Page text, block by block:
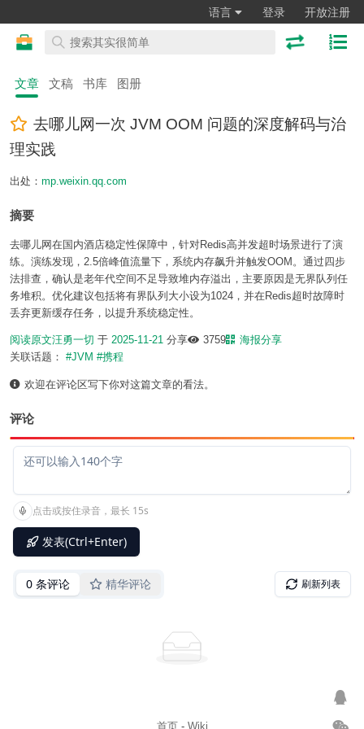
语言 登录 开放注册
文章 文稿 书库 图册
去哪儿网一次 JVM OOM 问题的深度解码与治
理实践
出处： mp.weixin.qq.com
摘要
去哪儿网在国内酒店稳定性保障中，针对Redis高并发超时场景进行了演
练。演练发现，2.5倍峰值流量下，系统内存飙升并触发OOM。通过四步
法排查，确认是老年代空间不足导致堆内存溢出，主要原因是无界队列任
务堆积。优化建议包括将有界队列大小设为1024，并在Redis超时故障时
丢弃更新缓存任务，以提升系统稳定性。
阅读原文汪勇一切 于 2025-11-21 分享 3759
海报分享
关联话题： #JVM #携程
欢迎在评论区写下你对这篇文章的看法。
评论
首页- Wiki